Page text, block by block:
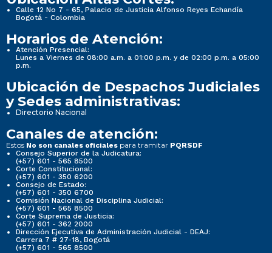
Calle 12 No 7 - 65, Palacio de Justicia Alfonso Reyes Echandía
Bogotá - Colombia
Horarios de Atención:
Atención Presencial:
Lunes a Viernes de 08:00 a.m. a 01:00 p.m. y de 02:00 p.m. a 05:00
p.m.
Ubicación de Despachos Judiciales
y Sedes administrativas:
Directorio Nacional
Canales de atención:
Estos No son canales oficiales para tramitar PQRSDF
Consejo Superior de la Judicatura:
(+57) 601 - 565 8500
Corte Constitucional:
(+57) 601 - 350 6200
Consejo de Estado:
(+57) 601 - 350 6700
Comisión Nacional de Disciplina Judicial:
(+57) 601 - 565 8500
Corte Suprema de Justicia:
(+57) 601 - 362 2000
Dirección Ejecutiva de Administración Judicial - DEAJ:
Carrera 7 # 27-18, Bogotá
(+57) 601 - 565 8500